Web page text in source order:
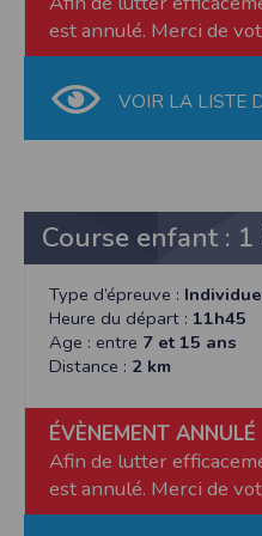
est annulé. Merci de
VOIR LA LISTE
Course enfant : 1
Type d’épreuve :
Heure du départ : 11h45
Age : entre 7 et 15 ans
Distance : 2 km
ÉVÈNEMENT ANNULÉ
Afin de lutter
est annulé. Merci de
et
de
et
Tant